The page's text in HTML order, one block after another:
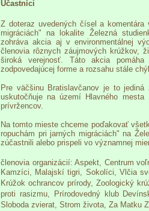
Účastníci
Z doteraz uvedených čísel a
migráciách" na lokalite Železná
zohráva akcia aj v environmentálnej
členovia rôznych záujmových krúžkov,
široká verejnosť. Táto akcia
zodpovedajúcej forme a rozsahu stále
Pre väčšinu Bratislavčanov je to
uskutočňuje na území Hlavného
prívržencov.
Na tomto mieste chceme poďakovať
ropuchám pri jarných migráciách" na
zúčastnili alebo prispeli vo významnej
členovia organizácií: Aspekt, Centrum
Kamzíci, Malajskí tigri, Sokolíci, Vlčia
Krúžok ochrancov prírody, Zoologický
proti rasizmu, Prírodovedný klub
Sloboda zvierat, Strom života, Za Matku